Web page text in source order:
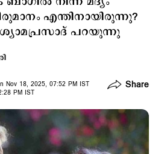
എന്തിനായിരുന്നു?
പറയുന്നു
Nov 18, 2025, 07:52 PM IST
PM IST
Share